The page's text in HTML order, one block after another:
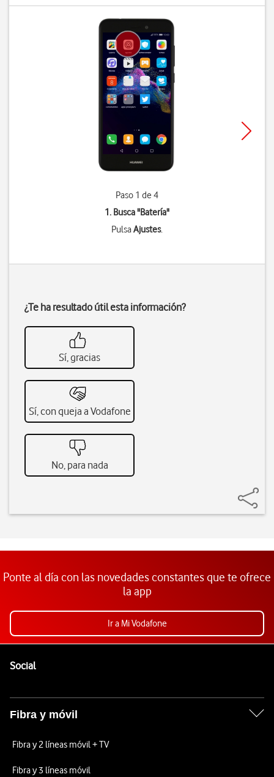
Paso 1 de 4
1. Busca "Batería"
PulsaAjustes.
¿Te ha resultado útil esta información?
Sí, gracias
Sí, con queja a Vodafone
No, para nada
Ponte al día con las novedades constantes que te ofrece
la app
Ir a Mi Vodafone
SocialEnlaces a las redes sociales de Vodafone
Fibra y móvil
Fibra y 2 líneas móvil + TV
Fibra y 3 líneas móvil